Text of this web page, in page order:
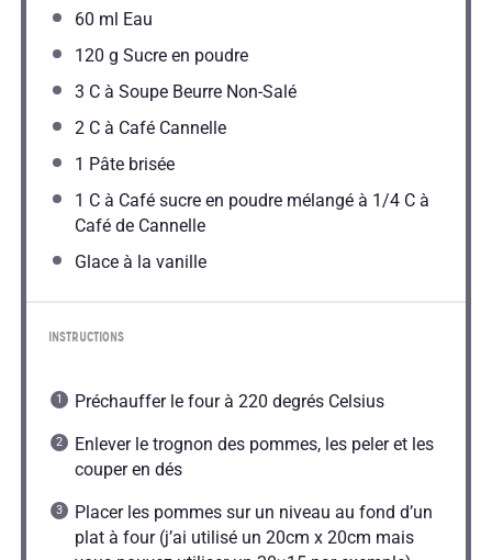
60 ml Eau
120 g Sucre en poudre
3 C à Soupe Beurre Non-Salé
2C à Café Cannelle
1 Pâte brisée
1 C à Café sucre en poudre mélangé à 1/4 C à
Café de Cannelle
Glace à la vanille
INSTRUCTIONS
Préchauffer le four à 220 degrés Celsius
Enlever le trognon des pommes, les peler et les
couper en dés
Placer les pommes sur un niveau au fond d’un
plat à four (j’ai utilisé un 20cm x 20cm mais